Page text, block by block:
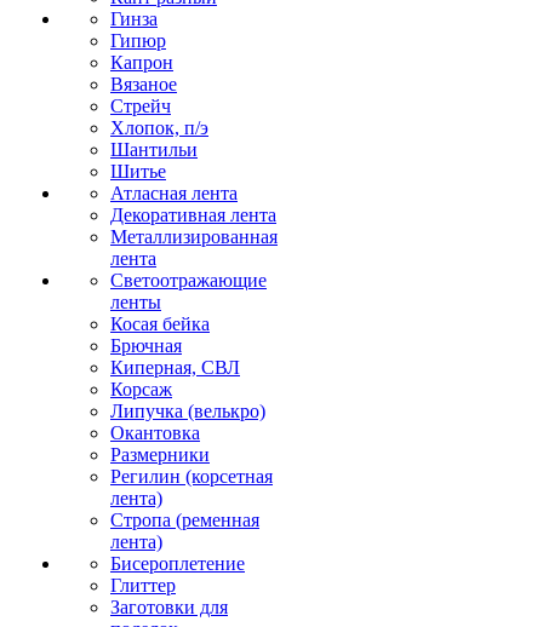
Гинза
Гипюр
Капрон
Вязаное
Стрейч
Хлопок, п/э
Шантильи
Шитье
Атласная лента
Декоративная лента
Металлизированная
лента
Светоотражающие
ленты
Косая бейка
Брючная
Киперная, СВЛ
Корсаж
Липучка (велькро)
Окантовка
Размерники
Регилин (корсетная
лента)
Стропа (ременная
лента)
Бисероплетение
Глиттер
Заготовки для